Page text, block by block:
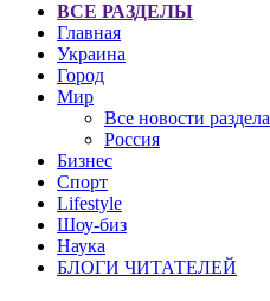
ВСЕ РАЗДЕЛЫ
Главная
Украина
Город
Мир
Все новости раздела
Россия
Бизнес
Спорт
Lifestyle
Шоу-биз
Наука
БЛОГИ ЧИТАТЕЛЕЙ